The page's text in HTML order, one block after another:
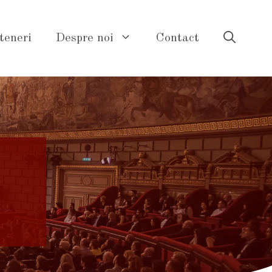
Despre noi Contact